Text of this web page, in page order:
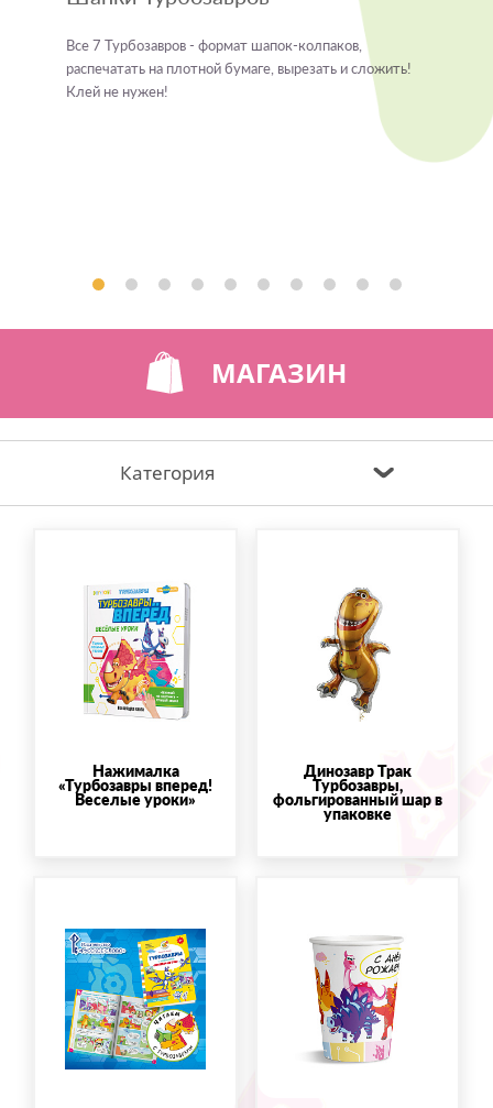
Все 7 Турбозавров - формат шапок-колпаков,
распечатать на плотной бумаге, вырезать и сложить!
Клей не нужен!
МАГАЗИН
Категория
Нажималка
«Турбозавры вперед!
Веселые уроки»
Динозавр Трак
Турбозавры,
фольгированный шар в
упаковке